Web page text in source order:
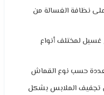
نظافة الغسالة من
16 برنامج غسيل لمختلف أنواع
حسب نوع القماش
تجفيف الملابس بشكل